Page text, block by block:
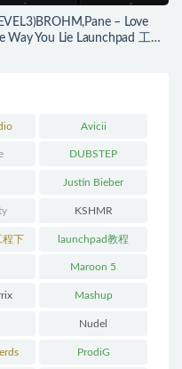
– Love
Way You Lie Launchpad 工程
Avicii
DUBSTEP
Justin Bieber
KSHMR
程下 launchpad教程
Maroon 5
Mashup
Nudel
ProdiG